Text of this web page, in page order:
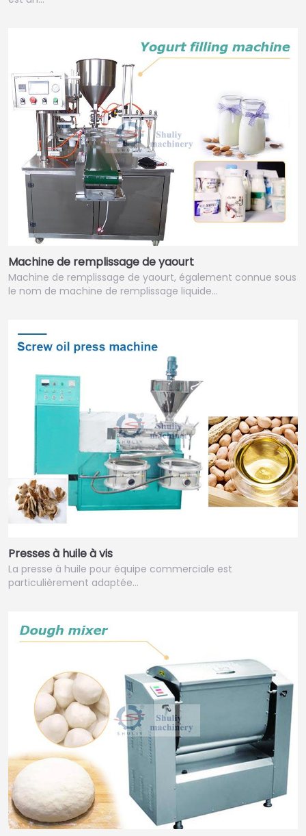
Machine de remplissage de yaourt
Machine de remplissage de yaourt, également connue sous
le nom de machine de remplissage liquide…
Presses à huile à vis
La presse à huile pour équipe commerciale est
particulièrement adaptée…